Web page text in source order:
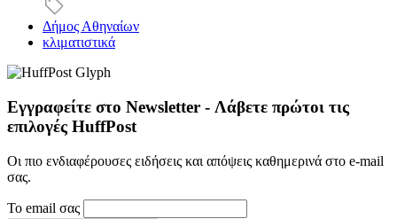
Δήμος Αθηναίων
κλιματιστικά
Εγγραφείτε στο Newsletter - Λάβετε πρώτοι τις
επιλογές HuffPost
Οι πιο ενδιαφέρουσες ειδήσεις και απόψεις καθημερινά στο e-mail
σας.
Το email σας